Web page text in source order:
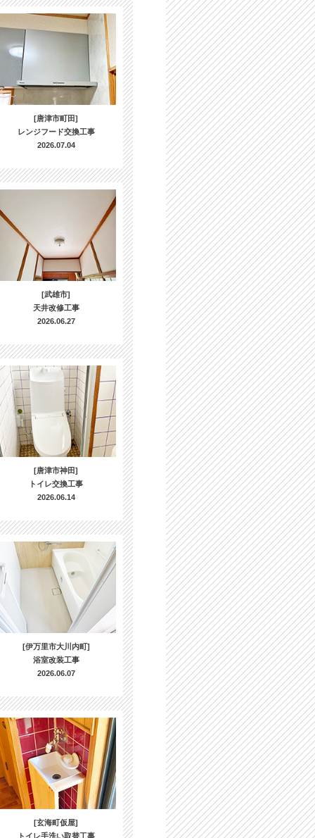
[唐津市町田]
レンジフード交換工事
2026.07.04
[武雄市]
天井改修工事
2026.06.27
[唐津市神田]
トイレ交換工事
2026.06.14
[伊万里市大川内町]
浴室改装工事
2026.06.07
[玄海町仮屋]
トイレ手洗い取替工事